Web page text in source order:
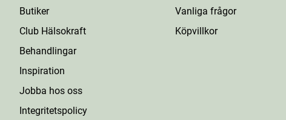
Butiker
Club Hälsokraft
Behandlingar
Inspiration
Jobba hos oss
Integritetspolicy
Vanliga frågor
Köpvillkor